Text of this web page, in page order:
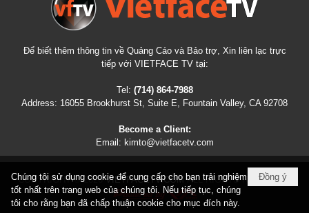
Để biết thêm thông tin về Quảng Cáo và Bảo trợ, Xin liên lạc trực
tiếp với VIETFACE TV tại:
Tel: (714) 864-7988
Address: 16055 Brookhurst St, Suite E, Fountain Valley, CA 92708
Become a Client:
Email: kimto@vietfacetv.com
COPYRIGHT © 2026VIETFACETV.COM ALL RIGHTS RESERVED
Đồng ý
Chúng tôi sử dụng cookie để cung cấp cho bạn trải nghiệm
tốt nhất trên trang web của chúng tôi. Nếu tiếp tục, chúng
tôi cho rằng bạn đã chấp thuận cookie cho mục đích này.